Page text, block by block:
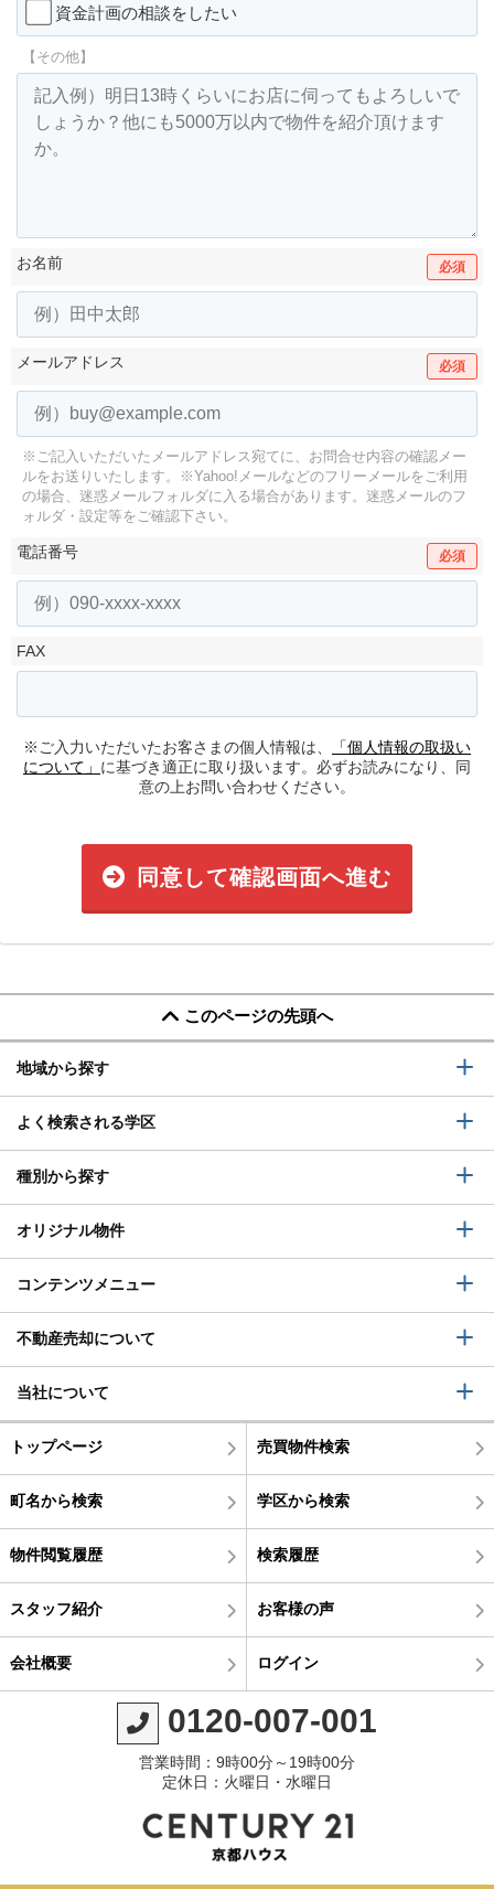
資金計画の相談をしたい
【その他】
お名前 必須
メールアドレス 必須
※ご記入いただいたメールアドレス宛てに、お問合せ内容の確認メー
ルをお送りいたします。
※Yahoo!メールなどのフリーメールをご利用
の場合、迷惑メールフォルダに入る場合があります。 迷惑メールのフ
ォルダ・設定等をご確認下さい。
電話番号 必須
FAX
※ご入力いただいたお客さまの個人情報は、
「個人情報の取扱い
について」 に基づき適正に取り扱います。必ずお読みになり、同
意の上お問い合わせください。
同意して確認画面へ進む
このページの先頭へ
地域から探す
よく検索される学区
種別から探す
オリジナル物件
コンテンツメニュー
不動産売却について
当社について
トップページ 売買物件検索
町名から検索 学区から検索
物件閲覧履歴 検索履歴
スタッフ紹介 お客様の声
会社概要 ログイン
0120-007-001
営業時間：9時00分～19時00分
定休日：火曜日・水曜日